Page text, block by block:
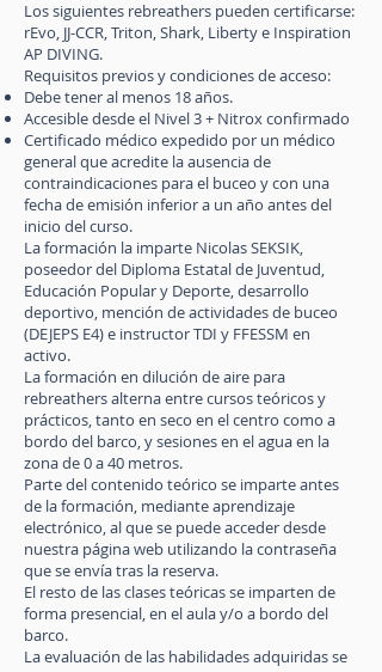
Los siguientes rebreathers pueden certificarse:
rEvo, JJ-CCR, Triton, Shark, Liberty e Inspiration
AP DIVING.
Requisitos previos y condiciones de acceso:
Debe tener al menos 18 años.
Accesible desde el Nivel 3 + Nitrox confirmado
Certificado médico expedido por un médico
general que acredite la ausencia de
contraindicaciones para el buceo y con una
fecha de emisión inferior a un año antes del
inicio del curso.
La formación la imparte Nicolas SEKSIK,
poseedor del Diploma Estatal de Juventud,
Educación Popular y Deporte, desarrollo
deportivo, mención de actividades de buceo
(DEJEPS E4) e instructor TDI y FFESSM en
activo.
La formación en dilución de aire para
rebreathers alterna entre cursos teóricos y
prácticos, tanto en seco en el centro como a
bordo del barco, y sesiones en el agua en la
zona de 0 a 40 metros.
Parte del contenido teórico se imparte antes
de la formación, mediante aprendizaje
electrónico, al que se puede acceder desde
nuestra página web utilizando la contraseña
que se envía tras la reserva.
El resto de las clases teóricas se imparten de
forma presencial, en el aula y/o a bordo del
barco.
La evaluación de las habilidades adquiridas se